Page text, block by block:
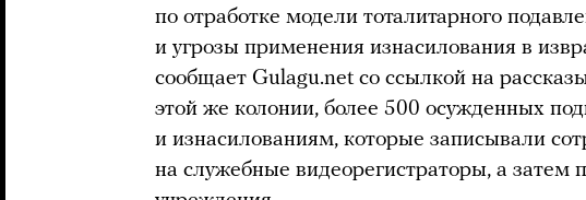
по отработке модели тоталитарного
и угрозы применения изнасилования в
сообщает Gulagu.net со ссылкой на
этой же колонии, более 500 осужденных
и изнасилованиям, которые записывали
на служебные видеорегистраторы, а затем